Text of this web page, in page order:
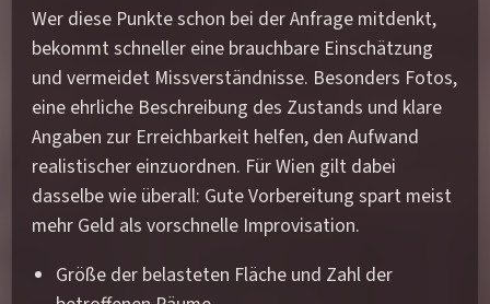
Wer diese Punkte schon bei der Anfrage mitdenkt,
bekommt schneller eine brauchbare Einschätzung
und vermeidet Missverständnisse. Besonders Fotos,
eine ehrliche Beschreibung des Zustands und klare
Angaben zur Erreichbarkeit helfen, den Aufwand
realistischer einzuordnen. Für Wien gilt dabei
dasselbe wie überall: Gute Vorbereitung spart meist
mehr Geld als vorschnelle Improvisation.
Größe der belasteten Fläche und Zahl der